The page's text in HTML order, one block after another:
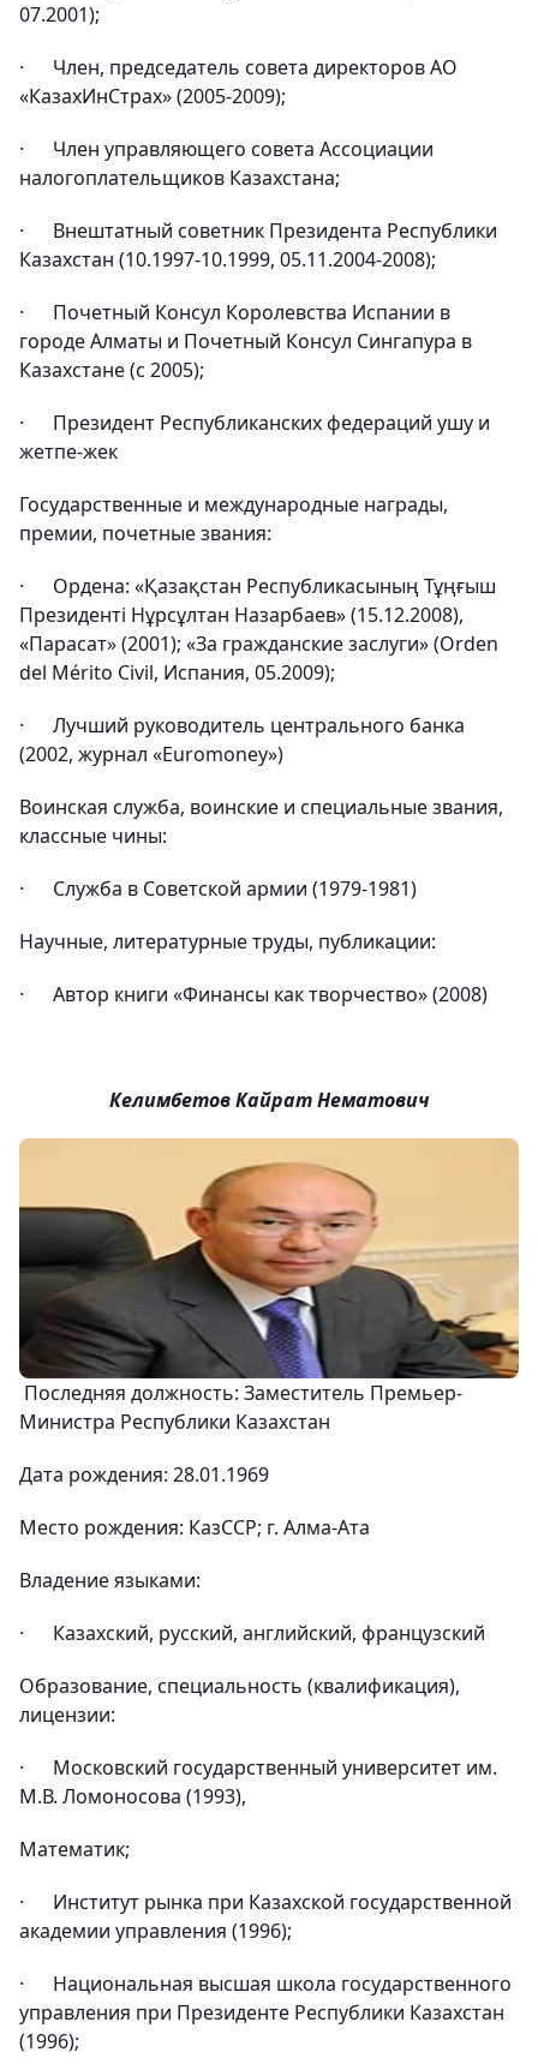
07.2001);
· Член, председатель совета директоров АО
«КазахИнСтрах» (2005-2009);
· Член управляющего совета Ассоциации
налогоплательщиков Казахстана;
· Внештатный советник Президента Республики
Казахстан (10.1997-10.1999, 05.11.2004-2008);
· Почетный Консул Королевства Испании в
городе Алматы и Почетный Консул Сингапура в
Казахстане (с 2005);
· Президент Республиканских федераций ушу и
жетпе-жек
Государственные и международные награды,
премии, почетные звания:
· Ордена: «Қазақстан Республикасының Тұңғыш
Президенті Нұрсұлтан Назарбаев» (15.12.2008),
«Парасат» (2001); «За гражданские заслуги» (Orden
del Mérito Civil, Испания, 05.2009);
· Лучший руководитель центрального банка
(2002, журнал «Euromoney»)
Воинская служба, воинские и специальные звания,
классные чины:
· Служба в Советской армии (1979-1981)
Научные, литературные труды, публикации:
· Автор книги «Финансы как творчество» (2008)
Келимбетов Кайрат Нематович
Последняя должность: Заместитель Премьер-
Министра Республики Казахстан
Дата рождения: 28.01.1969
Место рождения: КазССР; г. Алма-Ата
Владение языками:
· Казахский, русский, английский, французский
Образование, специальность (квалификация),
лицензии:
· Московский государственный университет им.
М.В. Ломоносова (1993),
Математик;
· Институт рынка при Казахской государственной
академии управления (1996);
· Национальная высшая школа государственного
управления при Президенте Республики Казахстан
(1996);